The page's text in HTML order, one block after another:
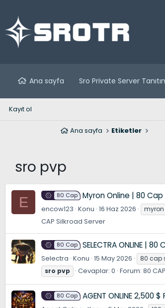
Ana sayfa Sro Private Server
Kayıt ol
Ana sayfa Etiketler
sro pvp
E 80 Cap Myron Online | 80
encow123 Konu 16 Haz 2026
CAP Silkroad Server
80 Cap SELECTRA ONLINE |
Selectra Konu 15 May 2026 80 cap
sro pvp Cevaplar: 0 Forum: 80
80 Cap AGENT ONLINE 2,500